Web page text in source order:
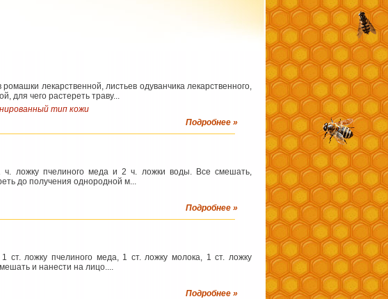
лекарственной, листьев одуванчика лекарственного,
для чего растереть траву...
тип кожи
Подробнее »
ч. ложку пчелиного меда и 2 ч. ложки воды. Все смешать,
до получения однородной м...
Подробнее »
ст. ложку пчелиного меда, 1 ст. ложку молока, 1 ст. ложку
и нанести на лицо....
Подробнее »